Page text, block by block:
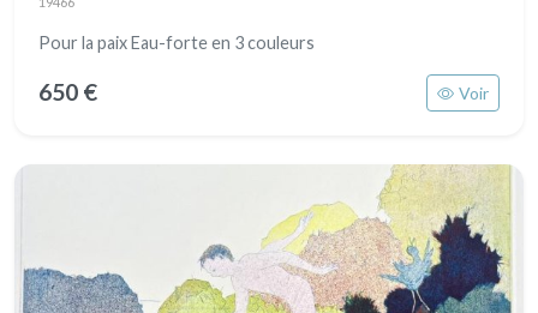
Pour la paix Eau-forte en 3 couleurs
650 € Voir